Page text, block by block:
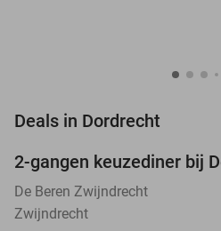
Deals in Dordrecht
2-gangen keuzediner bij
De Beren Zwijndrecht
Zwijndrecht